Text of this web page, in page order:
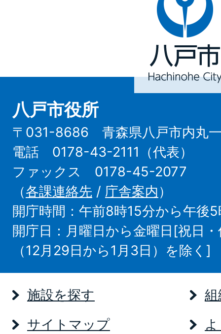
戸
Hachinohe
City
八戸市役所
〒031-8686 青森県八戸市内丸一
電話 0178-43-2111（代表）
ファックス 0178-45-2077
（各課連絡先 / 庁舎案内）
開庁時間：午前8時15分から午後
開庁日：月曜日から金曜日[祝日
（12月29日から1月3日）を除く]
施設を探す
サイトマップ